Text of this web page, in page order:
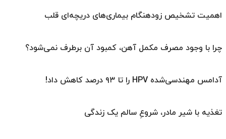
اهمیت تشخیص زودهنگام بیماری‌های دریچه‌ای قلب
چرا با وجود مصرف مکمل آهن، کمبود آن برطرف نمی‌شود؟
آدامس مهندسی‌شده‌ HPV را تا ۹۳ درصد کاهش داد!
تغذیه با شیر مادر، شروعِ سالم یک زندگی